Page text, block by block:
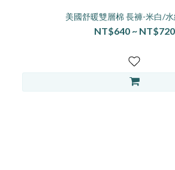
美國舒暖雙層棉 長褲-米白/
NT$640 ~ NT$720